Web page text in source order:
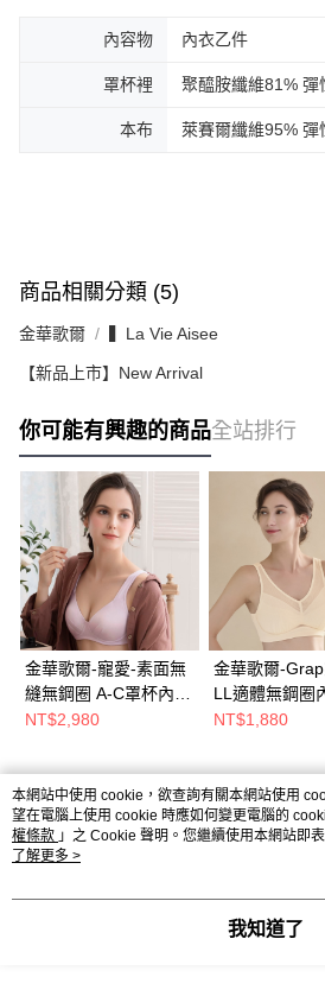
內容物 內衣乙件
罩杯裡 聚醯胺纖維81% 彈
本布 萊賽爾纖維95% 彈
商品相關分類 (5)
金華歌爾 ▍La Vie Aisee
【新品上市】New Arrival
你可能有興趣的商品全站排行
金華歌爾-寵愛-素面無
縫無鋼圈 A-C罩杯內衣
(蜜粉紫) IB5189UM
NT$2,980
金華歌爾-
LL適體無鋼圈
膚) IBB004SB
NT$1,880
熱門標籤
本網站中使用 cookie，欲查詢有關本網站使用
望在電腦上使用 cookie 時應如何變更電腦的
權條款 」之 Cookie 聲明。您繼續使用本網站即
用條款之 Cookie 聲明使用 cookie。
了解更多 >
我知道了